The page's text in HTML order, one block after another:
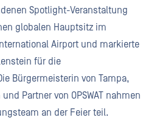
Spotlight-Veranstaltung
globalen Hauptsitz im
Airport und markierte
für die
Bürgermeisterin von Tampa,
Partner von OPSWAT nahmen
an der Feier teil.